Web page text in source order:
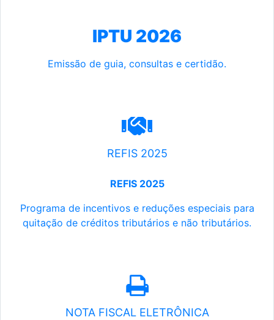
IPTU 2026
Emissão de guia, consultas e certidão.
REFIS 2025
REFIS 2025
Programa de incentivos e reduções especiais para
quitação de créditos tributários e não tributários.
NOTA FISCAL ELETRÔNICA